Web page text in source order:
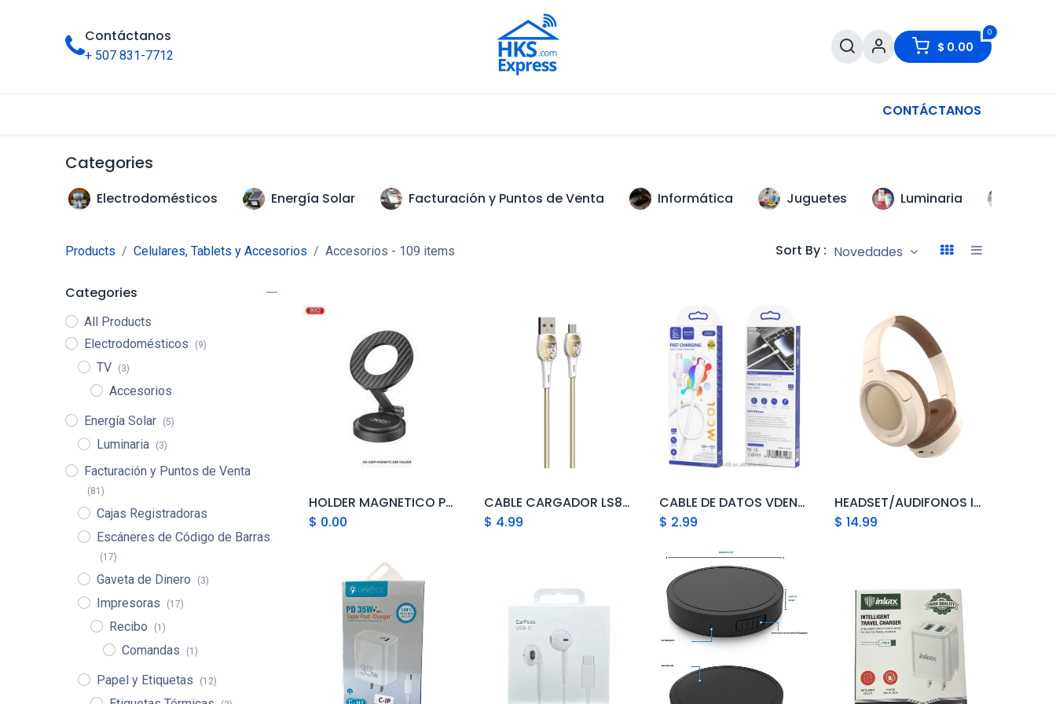
Contáctanos
+ 507 831-7712
0
$ 0.00
CONTÁCTANOS
Categories
Electrodomésticos Energía Solar Facturación y Puntos de Venta Informática Juguetes Luminaria
Products Celulares, Tablets y Accesorios Accesorios - 109 items Sort By : Novedades
Categories
All Products
Electrodomésticos
(9)
TV (3)
Accesorios
Energía Solar
(5)
Luminaria (3)
Facturación y Puntos de Venta
(81)
Cajas Registradoras
Escáneres de Código de Barras
(17)
Gaveta de Dinero (3)
Impresoras (17)
Recibo (1)
Comandas (1)
Papel y Etiquetas (12)
Add to Cart
HOLDER MAGNETICO PARA AUTO XO-C209
$ 0.00
Add to Cart
CABLE CARGADOR LS832 2M, 30W, MICRO USB
$ 4.99
Add to Cart
CABLE DE DATOS VDENMEN DE 100W CON CARGA RÁPIDA TIPO C A TIPO C, VENTA DIRECTA DE FÁBRICA, CABLE DE DATOS DE PVC, CARGADOR TIPO C ESTÁNDAR
$ 2.99
Add to Cart
HEADSET/AUDIFONOS INALAMBRICO
$14.99